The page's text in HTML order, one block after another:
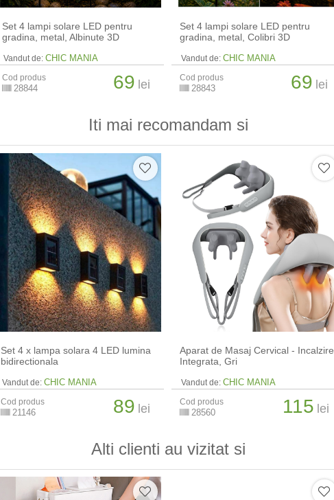
Set 4 lampi solare LED pentru
gradina, metal, Albinute 3D
Vandut de: CHIC MANIA
Cod produs
28844 69 lei
Set 4 lampi solare LED pentru
gradina, metal, Colibri 3D
Vandut de: CHIC MANIA
Cod produs
28843 69 lei
Iti mai recomandam si
Set 4 x lampa solara 4 LED lumina
bidirectionala
Vandut de: CHIC MANIA
Cod produs
21146 89 lei
Aparat de Masaj Cervical - Incalzire
Integrata, Gri
Vandut de: CHIC MANIA
Cod produs
28560 115 lei
Alti clienti au vizitat si